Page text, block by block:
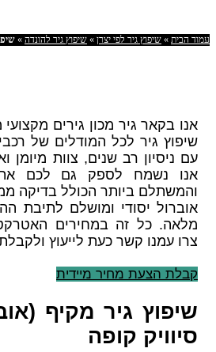
עמוד הבית » שיפוץ גיר לפי יצרן » שיפוץ גיר להונדה »
אנו בקאר גיר מכון גירים
שיפוץ גיר לכל המודלים של
עם ניסיון רב שנים, צוות מיומן
אנו נשמח לספק גם לכם את
והמשתלם ביותר הכולל בדיקה
אוברול יסודי ומושלם לתיבת
מלאה. כל זה במחירים
צרו עמנו קשר כעת לייעוץ
קבלת הצעת מחיר מיידית
שיפוץ גיר מקיף
סיוויק קופה